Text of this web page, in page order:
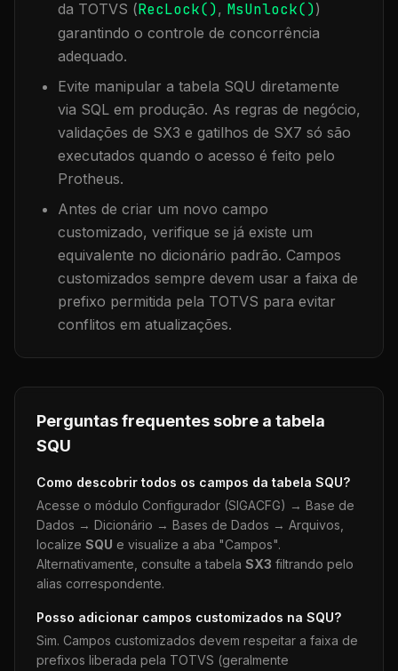
da TOTVS (RecLock(), MsUnlock())
garantindo o controle de concorrência
adequado.
Evite manipular a tabela SQU diretamente
via SQL em produção. As regras de negócio,
validações de SX3 e gatilhos de SX7 só são
executados quando o acesso é feito pelo
Protheus.
Antes de criar um novo campo
customizado, verifique se já existe um
equivalente no dicionário padrão. Campos
customizados sempre devem usar a faixa de
prefixo permitida pela TOTVS para evitar
conflitos em atualizações.
Perguntas frequentes sobre a tabela
SQU
Como descobrir todos os campos da tabela SQU?
Acesse o módulo Configurador (SIGACFG) → Base de
Dados → Dicionário → Bases de Dados → Arquivos,
localize SQU e visualize a aba "Campos".
Alternativamente, consulte a tabela SX3 filtrando pelo
alias correspondente.
Posso adicionar campos customizados na SQU?
Sim. Campos customizados devem respeitar a faixa de
prefixos liberada pela TOTVS (geralmente